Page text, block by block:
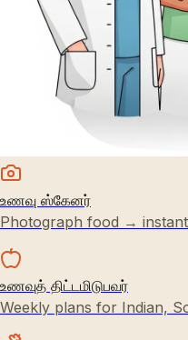
உணவு ஸ்கேனர்
Photograph food →
உணவுத் திட்டமிடுபவர்
Weekly plans for Indian,